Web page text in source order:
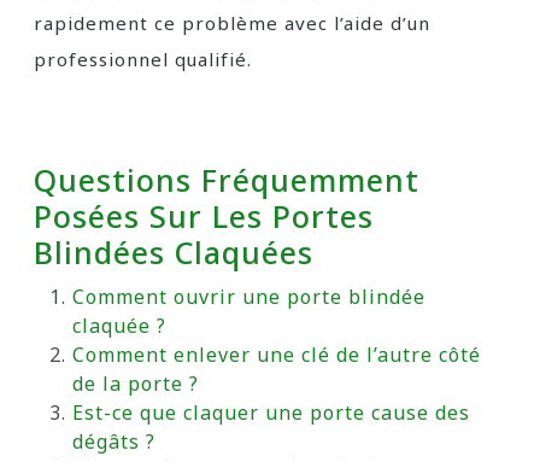
rapidement ce problème avec l’aide d’un
professionnel qualifié.
Questions Fréquemment
Posées Sur Les Portes
Blindées Claquées
Comment ouvrir une porte blindée
claquée ?
Comment enlever une clé de l’autre côté
de la porte ?
Est-ce que claquer une porte cause des
dégâts ?